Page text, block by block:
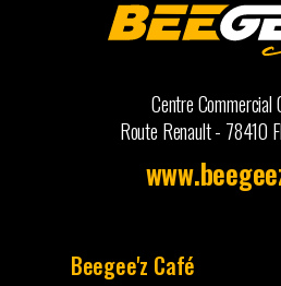
Centre Commercial
Route Renault - 78410
Beegee'z Café